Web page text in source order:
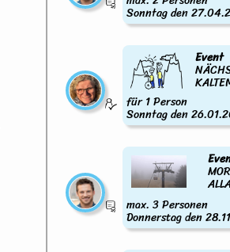
Sonntag den
Event
für 1 Person
Sonntag den
max. 3 Personen
Donnerstag den